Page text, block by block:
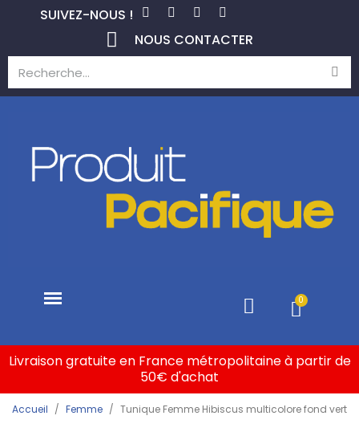
SUIVEZ-NOUS !
NOUS CONTACTER
Livraison gratuite en France métropolitaine à partir de
50€ d'achat
Accueil Femme Tunique Femme Hibiscus multicolore fond vert